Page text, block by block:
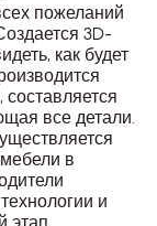
пожеланий
3D-
как будет
все детали.
в
и